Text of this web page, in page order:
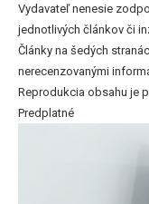
Vydavateľ nenesie
jednotlivých článkov či
Články na šedých
nerecenzovanými
Reprodukcia obsahu je
Predplatné